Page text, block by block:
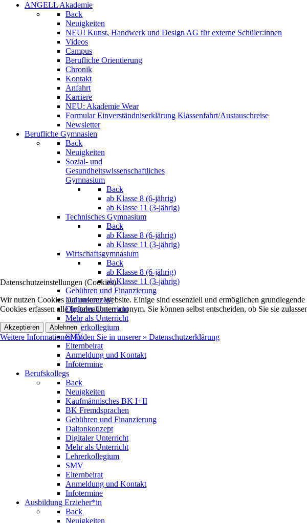
ANGELL Akademie
Back
Neuigkeiten
NEU! Kunst, Handwerk und Design AG für externe Schüler:innen
Videos
Campus
Berufliche Orientierung
Chronik
Kontakt
Anfahrt
Karriere
NEU: Akademie Wear
Formular Einverständniserklärung Klassenfahrt/Austauschreise
Newsletter
Berufliche Gymnasien
Back
Neuigkeiten
Sozial- und
Gesundheitswissenschaftliches
Gymnasium
Back
ab Klasse 8 (6-jährig)
ab Klasse 11 (3-jährig)
Technisches Gymnasium
Back
ab Klasse 8 (6-jährig)
ab Klasse 11 (3-jährig)
Wirtschaftsgymnasium
Back
ab Klasse 8 (6-jährig)
ab Klasse 11 (3-jährig)
Gebühren und Finanzierung
Daltonkonzept
Digitaler Unterricht
Mehr als Unterricht
Lehrerkollegium
SMV
Elternbeirat
Anmeldung und Kontakt
Infotermine
Berufskollegs
Back
Neuigkeiten
Kaufmännisches BK I+II
BK Fremdsprachen
Gebühren und Finanzierung
Daltonkonzept
Digitaler Unterricht
Mehr als Unterricht
Lehrerkollegium
SMV
Elternbeirat
Anmeldung und Kontakt
Infotermine
Ausbildung Erzieher*in
Back
Neuigkeiten
Datenschutzeinstellungen (Cookies)
Wir nutzen Cookies auf unserer Website. Einige sind essenziell und ermöglichen
Cookies erfassen alle Informationen anonym. Sie können selbst entscheiden, ob Sie sie
Akzeptieren Ablehnen
Weitere Informationen finden Sie in unserer » Datenschutzerklärung